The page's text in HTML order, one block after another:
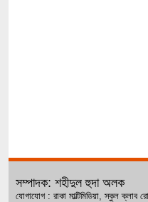
সম্পাদক: শহীদুল হুদা অলক
যোগাযোগ : রাকা মাল্টিমিডিয়া, স্কুল